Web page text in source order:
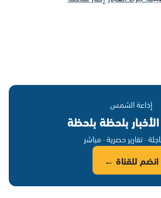
إذاعة الشمس
الأخبار بلحظة بلحظة
· تقارير حصرية · مباشر
انضم للقناة ←